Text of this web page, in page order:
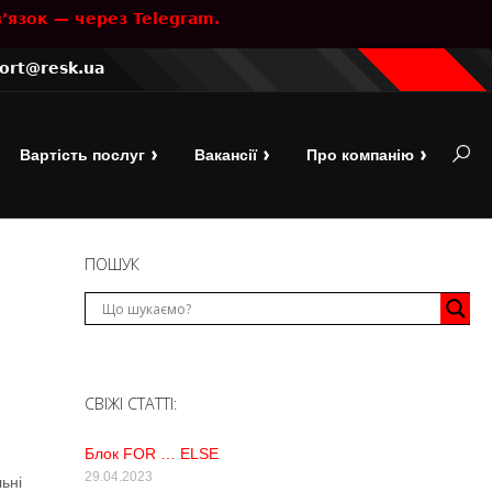
— через Telegram.
Вартість послуг Вакансії Про компанію
OPEN
ПОШУК
СВІЖІ СТАТТІ:
Блок FOR … ELSE
29.04.2023